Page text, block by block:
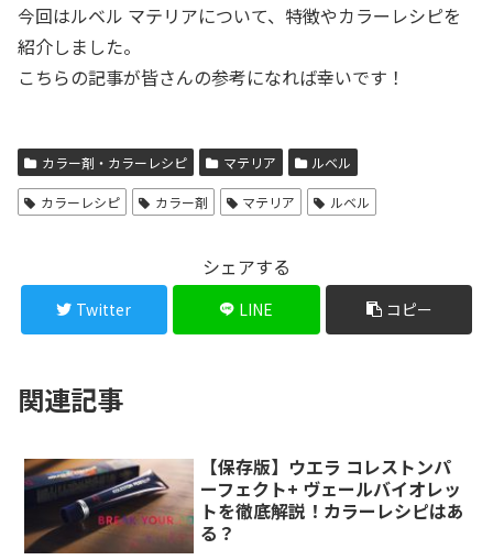
今回はルベル マテリアについて、特徴やカラーレシピを
紹介しました。
こちらの記事が皆さんの参考になれば幸いです！
カラー剤・カラーレシピ マテリア ルベル
カラーレシピ カラー剤 マテリア ルベル
シェアする
Twitter LINE コピー
関連記事
【保存版】ウエラ コレストンパ
ーフェクト+ ヴェールバイオレッ
トを徹底解説！カラーレシピはあ
る？